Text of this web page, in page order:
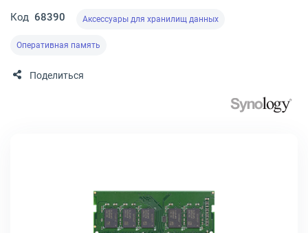
Код 68390 Аксессуары для хранилищ данных
Оперативная память
Поделиться